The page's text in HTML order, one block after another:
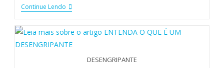
Continue Lendo
DESENGRIPANTE